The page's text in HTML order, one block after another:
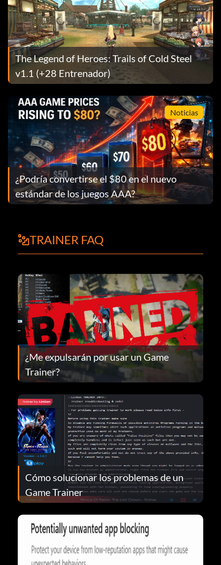
The Legend of Heroes: Trails of Cold Steel
v1.1 (+28 Entrenador)
Noticias
¿Podría convertirse el $80 en el nuevo
estándar de los juegos AAA?
TRAINER FAQ
¿Me expulsarán por usar un Game
Trainer?
Cómo solucionar los problemas de un
Game Trainer